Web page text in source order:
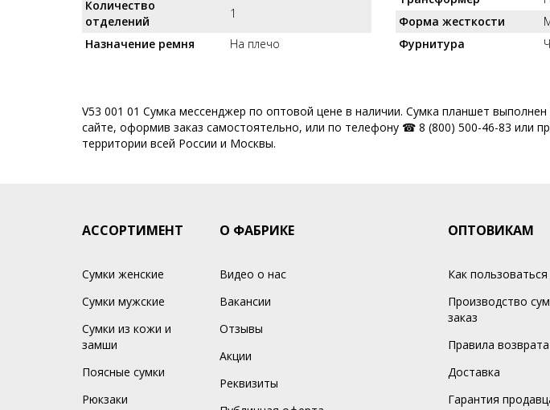
Количество
отделений
1
Назначение ремня
На плечо
Форма жесткости
Фурнитура
V53 001 01 Сумка мессенджер по оптовой цене в наличии. Сумка планшет
сайте, оформив заказ самостоятельно, или по телефону ☎ 8 (800) 500-46-83 или
территории всей России и Москвы.
АССОРТИМЕНТ
Сумки женские
Сумки мужские
Сумки из кожи и
замши
Поясные сумки
Рюкзаки
О ФАБРИКЕ
Видео о нас
Вакансии
Отзывы
Акции
Реквизиты
ОПТОВИКАМ
Как
Производство
заказ
Правила возврата
Доставка
Гарантия